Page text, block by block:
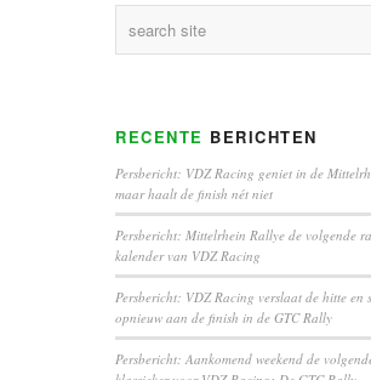
RECENTE BERICHTEN
Persbericht: VDZ Racing geniet in de
maar haalt de finish nét niet
Persbericht: Mittelrhein Rallye de volgende
kalender van VDZ Racing
Persbericht: VDZ Racing verslaat de hitte en
opnieuw aan de finish in de GTC Rally
Persbericht: Aankomend weekend de